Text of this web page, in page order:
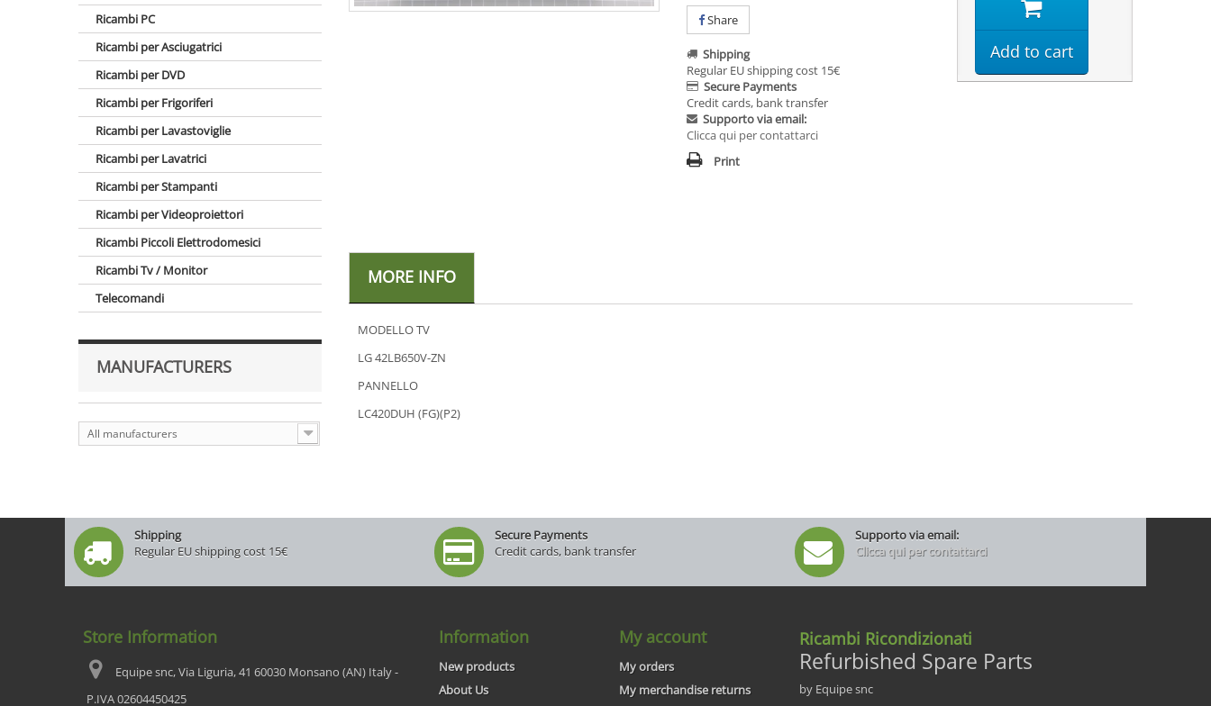
Ricambi PC
Ricambi per Asciugatrici
Ricambi per DVD
Ricambi per Frigoriferi
Ricambi per Lavastoviglie
Ricambi per Lavatrici
Ricambi per Stampanti
Ricambi per Videoproiettori
Ricambi Piccoli Elettrodomesici
Ricambi Tv / Monitor
Telecomandi
MANUFACTURERS
All manufacturers
Share
Shipping
Regular EU shipping cost 15€
Secure Payments
Credit cards, bank transfer
Supporto via email:
Clicca qui per contattarci
Print
Add to cart
MORE INFO
MODELLO TV
LG 42LB650V-ZN
PANNELLO
LC420DUH (FG)(P2)
Shipping
Regular EU shipping cost 15€
Secure Payments
Credit cards, bank transfer
Supporto via email:
Clicca qui per contattarci
Store Information
Equipe snc, Via Liguria, 41 60030 Monsano (AN) Italy -
P.IVA 02604450425
Information
New products
About Us
My account
My orders
My merchandise returns
Ricambi Ricondizionati
Refurbished Spare Parts
by Equipe snc